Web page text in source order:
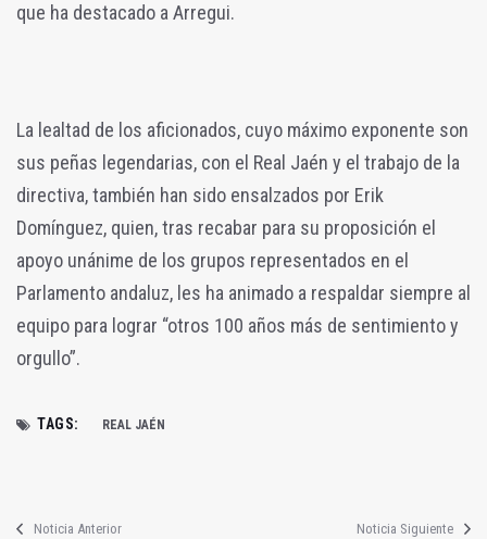
que ha destacado a Arregui.
La lealtad de los aficionados, cuyo máximo exponente son
sus peñas legendarias, con el Real Jaén y el trabajo de la
directiva, también han sido ensalzados por Erik
Domínguez, quien, tras recabar para su proposición el
apoyo unánime de los grupos representados en el
Parlamento andaluz, les ha animado a respaldar siempre al
equipo para lograr “otros 100 años más de sentimiento y
orgullo”.
TAGS: REAL JAÉN
Noticia Anterior Noticia Siguiente